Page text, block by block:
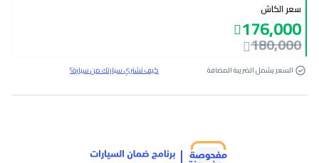
سعر الكاش
176,000
180,000
السعر يشمل الضريبة المضافة كيف تشتري سيارتك من سيارة؟